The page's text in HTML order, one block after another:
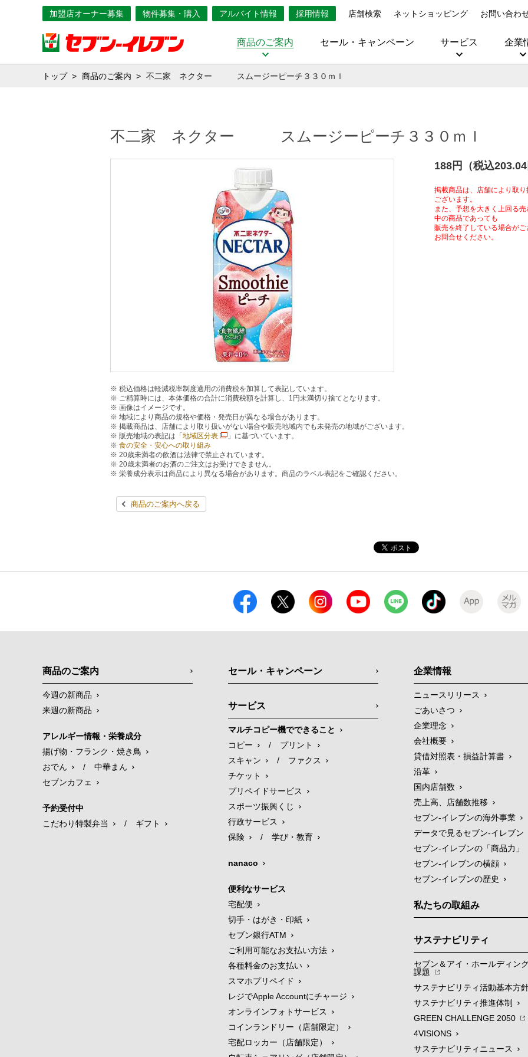
加盟店オーナー募集 物件募集・購入 アルバイト情報 採用情報 店舗検索 ネットショッピング お問い合わ
商品のご案内 セール・キャンペーン サービス 企業
トップ 商品のご案内 不二家 ネクター スムージーピーチ３３０ｍｌ
不二家 ネクター スムージーピーチ３３０ｍｌ
188円（税込203.04
掲載商品は、店舗により取
ございます。
また、予想を大きく上回る
中の商品であっても
販売を終了している場合が
お問合せください。
税込価格は軽減税率制度適用の消費税を加算して表記しています。
ご精算時には、本体価格の合計に消費税額を計算し、1円未満切り捨てとなります。
画像はイメージです。
地域により商品の規格や価格・発売日が異なる場合があります。
掲載商品は、店舗により取り扱いがない場合や販売地域内でも未発売の地域がございます。
販売地域の表記は「 地域区分表
」に基づいています。
食の安全・安心への取り組み
20歳未満者の飲酒は法律で禁止されています。
20歳未満者のお酒のご注文はお受けできません。
栄養成分表示は商品により異なる場合があります。商品のラベル表記をご確認ください。
商品のご案内へ戻る
商品のご案内
今週の新商品
来週の新商品
アレルギー情報・栄養成分
揚げ物・フランク・焼き鳥
おでん
/
中華まん
セブンカフェ
予約受付中
こだわり特製弁当
/ ギフト
セール・キャンペーン
サービス
マルチコピー機でできること
コピー
/
プリント
スキャン
/
ファクス
チケット
プリペイドサービス
スポーツ振興くじ
行政サービス
保険
/ 学び・教育
nanaco
便利なサービス
宅配便
切手・はがき・印紙
セブン銀行ATM
ご利用可能なお支払い方法
各種料金のお支払い
スマホプリペイド
レジでApple Accountにチャージ
オンラインフォトサービス
コインランドリー（店舗限定）
宅配ロッカー（店舗限定）
企業情報
ニュースリリース
ごあいさつ
企業理念
会社概要
貸借対照表・損益計算書
沿革
国内店舗数
売上高、店舗数推移
セブン‐イレブンの海外事業
データで見るセブン‐イレブン
セブン‐イレブンの「商品力」
セブン-イレブンの横顔
セブン-イレブンの歴史
私たちの取組み
サステナビリティ
セブン＆アイ・ホールディン
課題
サステナビリティ活動基本方
サステナビリティ推進体制
GREEN CHALLENGE 2050
4VISIONS
サステナビリティニュース